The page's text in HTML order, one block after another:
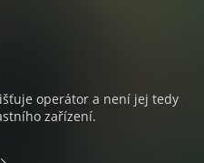
operátor a není jej tedy
zařízení.